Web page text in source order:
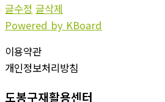
글수정 글삭제
Powered by KBoard
이용약관
개인정보처리방침
도봉구재활용센터